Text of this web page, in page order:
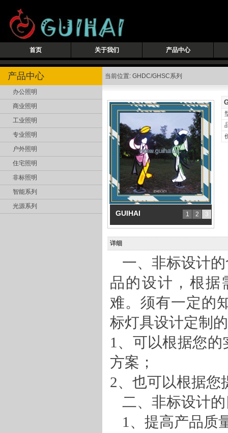
首页 关于我们 产品中心
当前位置: GHDC/GHSC系列
GUIHAI 1 2 3
详细
一、 非标设计
品的设计，根据
难。须有一定的
标灯具设计定制
1、 可以根据您的
方案；
2、 也可以根据您
二、非标设计
1、 提高产品质
产品中心
办公照明
商业照明
工业照明
专业照明
户外照明
住宅照明
非标照明
智能系列
光源系列